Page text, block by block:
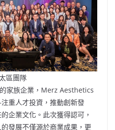
區團隊
家族企業，Merz Aesthetics
重人才投資，推動創新發
企業文化。此次獲得認可，
發展不僅源於商業成果，更